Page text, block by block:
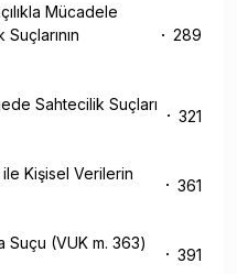
Mücadele
289
Sahtecilik Suçları
321
Kişisel Verilerin
361
Suçu (VUK m. 363)
391